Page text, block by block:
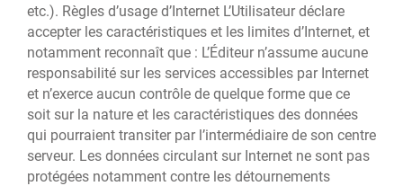
etc.). Règles d’usage d’Internet L’Utilisateur déclare
accepter les caractéristiques et les limites d’Internet, et
notamment reconnaît que : L’Éditeur n’assume aucune
responsabilité sur les services accessibles par Internet
et n’exerce aucun contrôle de quelque forme que ce
soit sur la nature et les caractéristiques des données
qui pourraient transiter par l’intermédiaire de son centre
serveur. Les données circulant sur Internet ne sont pas
protégées notamment contre les détournements